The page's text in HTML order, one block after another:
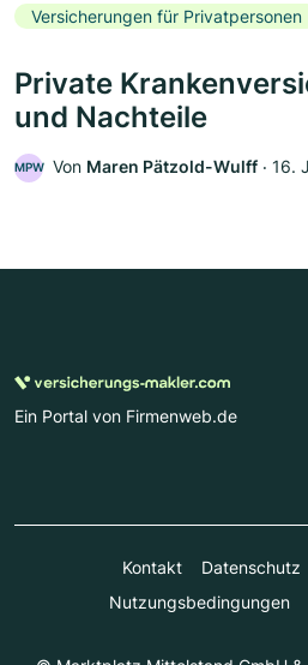
Versicherungen für Privatpersonen
Private
und Nachteile
MPW Von Maren Pätzold-Wulff ‧ 16.
Ein Portal von Firmenweb.de
Kontakt Datenschutz
Nutzungsbedingungen